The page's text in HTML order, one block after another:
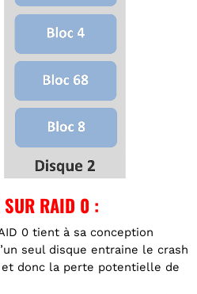
SUR RAID 0 :
0 tient à sa conception
seul disque entraine le crash
et donc la perte potentielle de